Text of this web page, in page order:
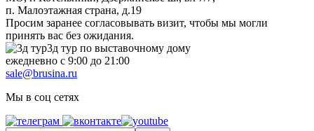
п. Малоэтажная страна, д.19
Просим заранее согласовывать визит, чтобы мы могли
принять вас без ожидания.
3д тур по выставочному дому
ежедневно с 9:00 до 21:00
sale@brusina.ru
Мы в соц сетях